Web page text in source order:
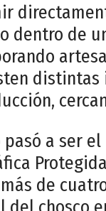
dentro de
pasó a ser
de